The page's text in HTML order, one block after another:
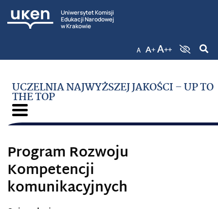
Uniwersytet Komisji
Edukacji Narodowej
w Krakowie
UCZELNIA NAJWYŻSZEJ JAKOŚCI – UP TO
THE TOP
Program Rozwoju
Kompetencji
komunikacyjnych